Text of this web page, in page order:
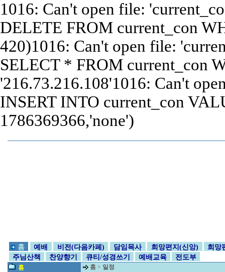
1016: Can't open file:
DELETE FROM current_con
420)1016: Can't open file:
SELECT * FROM current_con
'216.73.216.108'1016: Can't
INSERT INTO current_con
1786369366,'none')
홈 예배 비전(다음카페) 담임목사 희망편지(신앙)
희망
주님산책
찬양향기 큐티/성경쓰기 예배교육 전도부
홈 홈 > 일정